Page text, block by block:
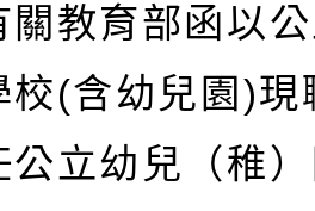
關教育部函以
校(含幼兒園)現
公立幼兒（稚